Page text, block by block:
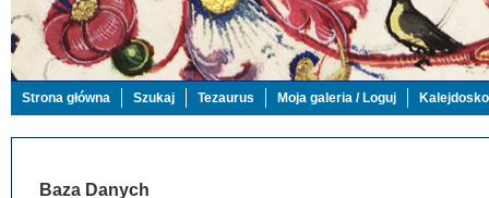
Strona główna Szukaj Tezaurus Moja galeria / Loguj
Baza Danych